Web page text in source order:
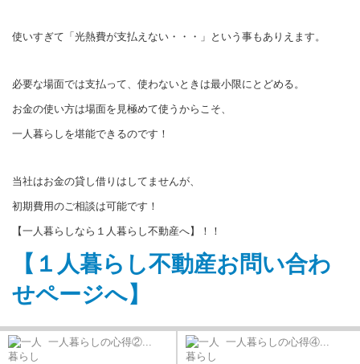
使いすぎて「光熱費が支払えない・・・」という事もありえます。
必要な場面では支払って、使わないときは最小限にとどめる。
お金の使い方は場面を見極めて使うからこそ、
一人暮らしを堪能できるのです！
当社はお金の貸し借りはしてませんが、
初期費用のご相談は可能です！
【一人暮らしなら１人暮らし不動産へ】！！
【１人暮らし不動産お問い合わ
せページへ】
一人暮らしの心得②... 一人暮らしの心得④...